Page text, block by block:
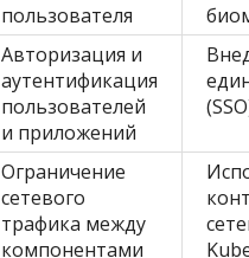
пользователя
Авторизация и
аутентификация
пользователей
и приложений
Ограничение
сетевого
трафика между
компонентами